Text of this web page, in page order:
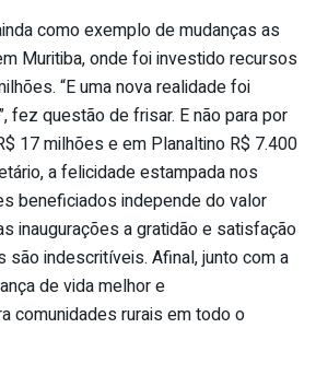
como exemplo de mudanças as
Muritiba, onde foi investido recursos
“E uma nova realidade foi
fez questão de frisar. E não para por
17 milhões e em Planaltino R$ 7.400
a felicidade estampada nos
beneficiados independe do valor
inaugurações a gratidão e satisfação
indescritíveis. Afinal, junto com a
de vida melhor e
comunidades rurais em todo o